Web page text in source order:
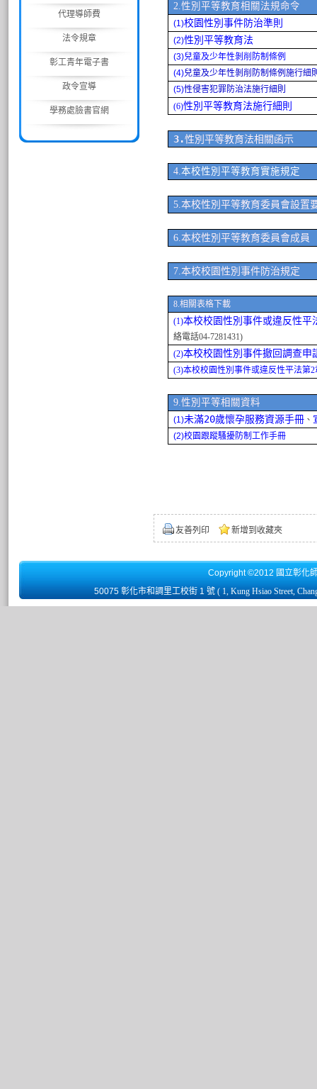
代理導師費
法令規章
彰工青年電子書
政令宣導
學務處臉書官網
2.性別平等教育相關法規命令
(1)校園性別事件防治準則
(2)性別平等教育法
(3)兒童及少年性剝削防制條例
(4)兒童及少年性剝削防制條例施行細
(5)性侵害犯罪防治法施行細則
(6)性別平等教育法施行細則
3.性別平等教育法相關函示
4.本校性別平等教育實施規定
5.本校性別平等教育委員會設置
6.本校性別平等教育委員會成員
7.本校校園性別事件防治規定
8.相關表格下載
(1)本校校園性別事件或違反性平
絡電話04-7281431)
(2)本校校園性別事件撤回調查申
(3)本校校園性別事件或違反性平法第
9.性別平等相關資料
(1)未滿20歲懷孕服務資源手冊 、
(2)校園跟蹤騷擾防制工作手冊
友善列印 新增到收藏夾
Copyright ©2012 國立彰化
50075 彰化市和調里工校街 1 號 ( 1, Kung Hsiao Street,